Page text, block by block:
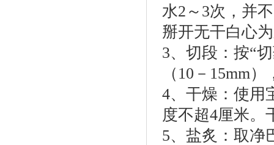
水2～3次，并
掰开无干白心
3、切段：按“
（10－15mm
4、干燥：使用
度不超4厘米。
5、盐炙：取净